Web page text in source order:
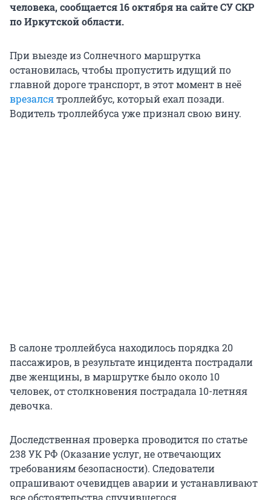
человека, сообщается 16 октября на сайте СУ СКР
по Иркутской области.
При выезде из Солнечного маршрутка
остановилась, чтобы пропустить идущий по
главной дороге транспорт, в этот момент в неё
врезалсятроллейбус, который ехал позади.
Водитель троллейбуса уже признал свою вину.
В салоне троллейбуса находилось порядка 20
пассажиров, в результате инцидента пострадали
две женщины, в маршрутке было около 10
человек, от столкновения пострадала 10-летняя
девочка.
Доследственная проверка проводится по статье
238 УК РФ (Оказание услуг, не отвечающих
требованиям безопасности). Следователи
опрашивают очевидцев аварии и устанавливают
все обстоятельства случившегося.